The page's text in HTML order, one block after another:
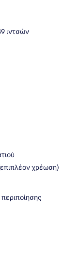
ιντσών
χρέωση)